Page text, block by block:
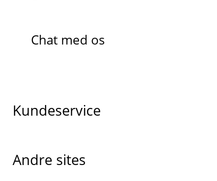
Chat med os
Kundeservice
Andre sites